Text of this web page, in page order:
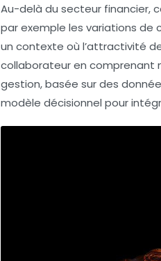
Au-delà du secteur financier,
par exemple les variations de
un contexte où l’attractivité
collaborateur en comprenant
gestion, basée sur des
modèle décisionnel pour